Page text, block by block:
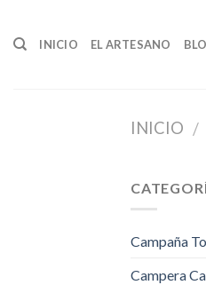
content
INICIO EL ARTESANO
INICIO /
Campaña
Campera